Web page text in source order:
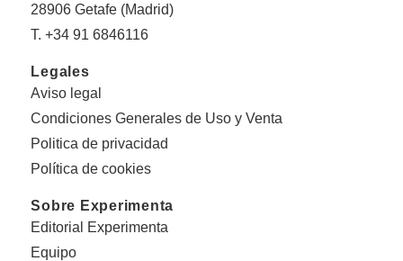
28906 Getafe (Madrid)
T. +34 91 6846116
Legales
Aviso legal
Condiciones Generales de Uso y Venta
Politica de privacidad
Política de cookies
Sobre Experimenta
Editorial Experimenta
Equipo